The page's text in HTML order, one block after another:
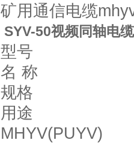
矿用通信电缆
SYV-50视频同轴电
型号
名 称
规格
用途
MHYV(PUYV)